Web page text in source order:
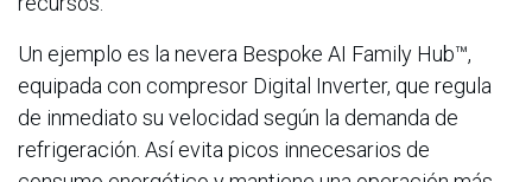
Un ejemplo es la nevera Bespoke AI Family Hub™,
equipada con compresor Digital Inverter, que regula
de inmediato su velocidad según la demanda de
refrigeración. Así evita picos innecesarios de